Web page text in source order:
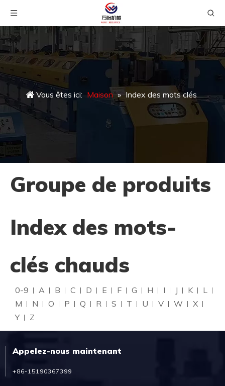
Vous êtes ici: Maison » Index des mots clés
Groupe de produits
Index des mots-
clés chauds
0-9 A B C D E F G H I J K
L
M
N O P Q R S T U V W
X
Y
Z
Appelez-nous maintenant
+86-15190367399